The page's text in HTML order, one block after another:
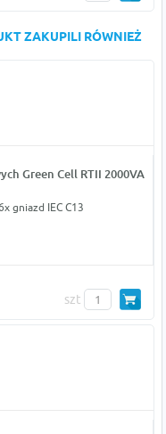
ZAKUPILI RÓWNIEŻ
Green Cell RTII 2000VA
gniazd IEC C13
szt